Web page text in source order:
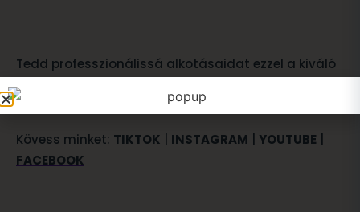
Tedd professzionálissá alkotásaidat ezzel a kiváló
minőségű tufting fonallal – a tökéletes alapanyag
minden egyedi szőnyeghez!
Kövess minket: TIKTOK INSTAGRAM YOUTUBE
FACEBOOK